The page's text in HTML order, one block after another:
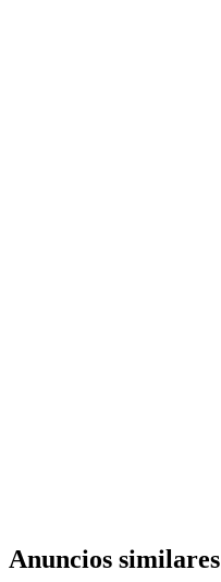
Anuncios similares